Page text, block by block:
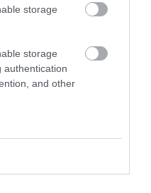
storage
storage
authentication
and other
az új autók
a tavalyi 11 havi
a Data
meglepő,